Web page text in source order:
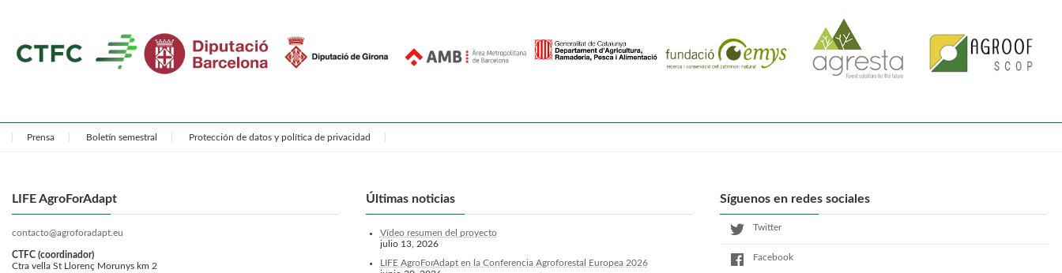
Prensa Boletín semestral Protección de datos y política de privacidad
LIFE AgroForAdapt
contacto@agroforadapt.eu
CTFC (coordinador)
Ctra vella St Llorenç Morunys km 2
Últimas noticias
Vídeo resumen del proyecto
julio 13, 2026
LIFE AgroForAdapt en la Conferencia Agroforestal Europea 2026
Síguenos en redes sociales
Twitter
Facebook